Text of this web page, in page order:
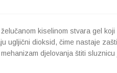
kiselinom stvara gel
ugljični dioksid, čime nastaje
djelovanja štiti